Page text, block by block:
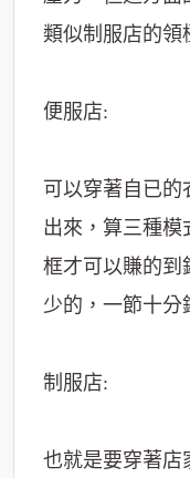
類似制服店的領
便服店:
可以穿著自已
出來，算三種模
框才可以賺的到
少的，一節十分
制服店:
也就是要穿著店